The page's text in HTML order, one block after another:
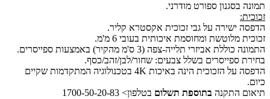
תמונה בסגנון ספורט מודרני.
זכוכית:
הדפסה ישירה על גבי זכוכית אקסטרא קליר.
זכוכית מלוטשת ומחוסמת איכותית בעובי 6 מ'מ.
התמונה כוללת אביזרי תלייה-צפה (3 ס'מ מהקיר) באמצעות ספייסרים.
בחירת ספייסרים בשלל צבעים: שחור/לבן/זהב/כסף.
הדפסה על הזכוכית הינה באיכות 4K בטכנולוגיה המתקדמות שקיים
כיום.
תיאום התקנה בתוספת תשלום בטלפון> 1700-50-20-83